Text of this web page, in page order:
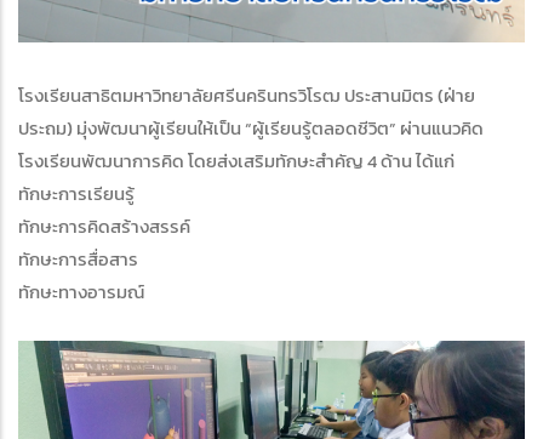
โรงเรียนสาธิตมหาวิทยาลัยศรีนครินทรวิโรฒ ประสานมิตร (ฝ่าย
ประถม) มุ่งพัฒนาผู้เรียนให้เป็น “ผู้เรียนรู้ตลอดชีวิต” ผ่านแนวคิด
โรงเรียนพัฒนาการคิด โดยส่งเสริมทักษะสำคัญ 4 ด้าน ได้แก่
ทักษะการเรียนรู้
ทักษะการคิดสร้างสรรค์
ทักษะการสื่อสาร
ทักษะทางอารมณ์